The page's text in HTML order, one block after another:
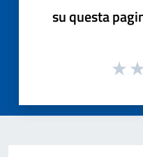
su questa